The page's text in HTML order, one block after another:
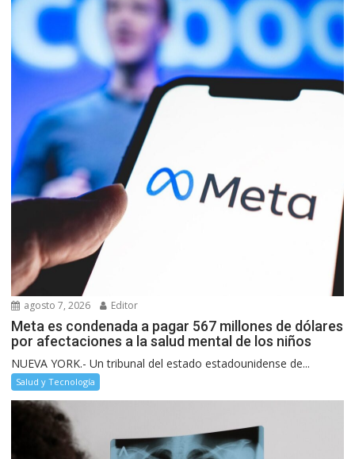
agosto 7, 2026 Editor
Meta es condenada a pagar 567 millones de dólares
por afectaciones a la salud mental de los niños
NUEVA YORK.- Un tribunal del estado estadounidense de...
Salud y Tecnología